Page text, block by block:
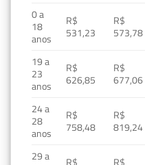
0 a
18
anos
R$
531,23
R$
573,78
19 a
23
anos
R$
626,85
R$
677,06
24 a
28
anos
R$
758,48
R$
819,24
29 a